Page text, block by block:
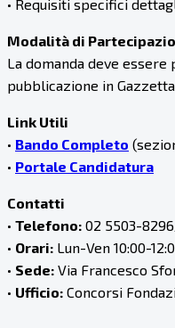
• Requisiti specifici
Modalità di
La domanda deve
pubblicazione in
Link Utili
• Bando Completo
• Portale Candidatura
Contatti
• Telefono: 02 5503-
• Orari: Lun-Ven 10:00-
• Sede: Via Francesco
• Ufficio: Concorsi